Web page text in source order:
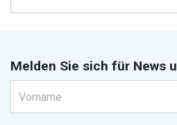
Melden Sie sich für News